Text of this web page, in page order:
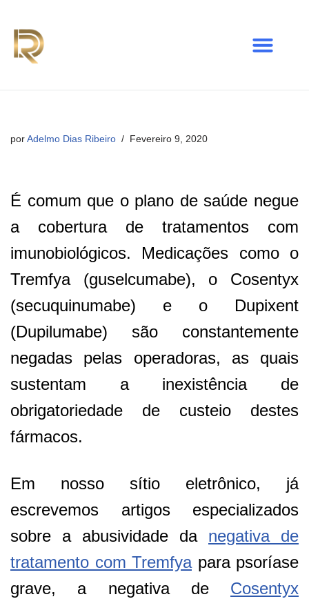
Avançar
para
por Adelmo Dias Ribeiro Fevereiro 9, 2020
É comum que o plano de saúde negue
a cobertura de tratamentos com
imunobiológicos. Medicações como o
Tremfya (guselcumabe), o Cosentyx
(secuquinumabe) e o Dupixent
(Dupilumabe) são constantemente
negadas pelas operadoras, as quais
sustentam a inexistência de
obrigatoriedade de custeio destes
fármacos.
Em nosso sítio eletrônico, já
escrevemos artigos especializados
sobre a abusividade da negativa de
tratamento com Tremfyapara psoríase
grave, a negativa de Cosentyx